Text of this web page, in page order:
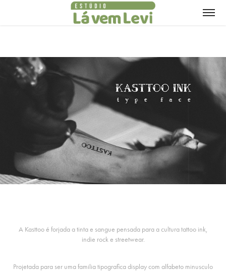
A Kasttoo é forjada a tinta e sangue pensada para a cultura tattoo ink,
indie rock e streetwear.
Projetada para ser uma familia tipografica display com alfabeto minusculo